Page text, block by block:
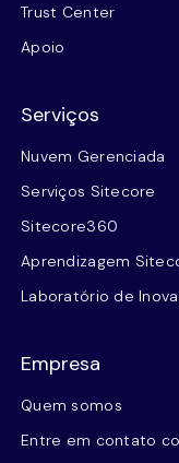
Trust Center
Apoio
Serviços
Nuvem Gerenciada
Serviços Sitecore
Sitecore360
Aprendizagem
Laboratório de
Empresa
Quem somos
Entre em contato